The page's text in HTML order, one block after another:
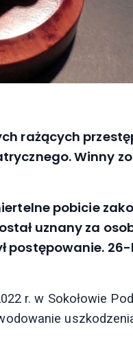
rażących
Winny
pobicie
uznany za
postępowanie.
r. w Sokołowie